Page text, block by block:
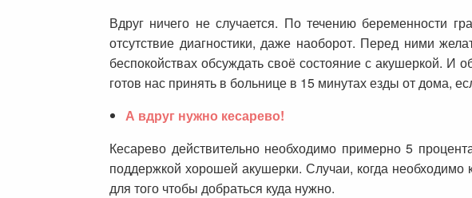
Вдруг ничего не случается. По течению беременности
отсутствие диагностики, даже наоборот. Перед ними
беспокойствах обсуждать своё состояние с акушеркой.
готов нас принять в больнице в 15 минутах езды от дома,
А вдруг нужно кесарево!
Кесарево действительно необходимо примерно 5
поддержкой хорошей акушерки. Случаи, когда
для того чтобы добраться куда нужно.